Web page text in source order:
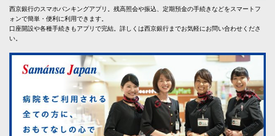
西京銀行のスマホバンキングアプリ。残高照会や振込、定期預金の手続きなどをスマートフ
ォンで簡単・便利に利用できます。
口座開設や各種手続きもアプリで完結。詳しくは西京銀行までお気軽にお問い合わせくださ
い。